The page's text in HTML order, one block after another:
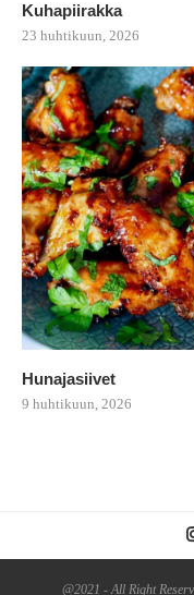
Kuhapiirakka
23 huhtikuun, 2026
Hunajasiivet
9 huhtikuun, 2026
@2021 - All Right